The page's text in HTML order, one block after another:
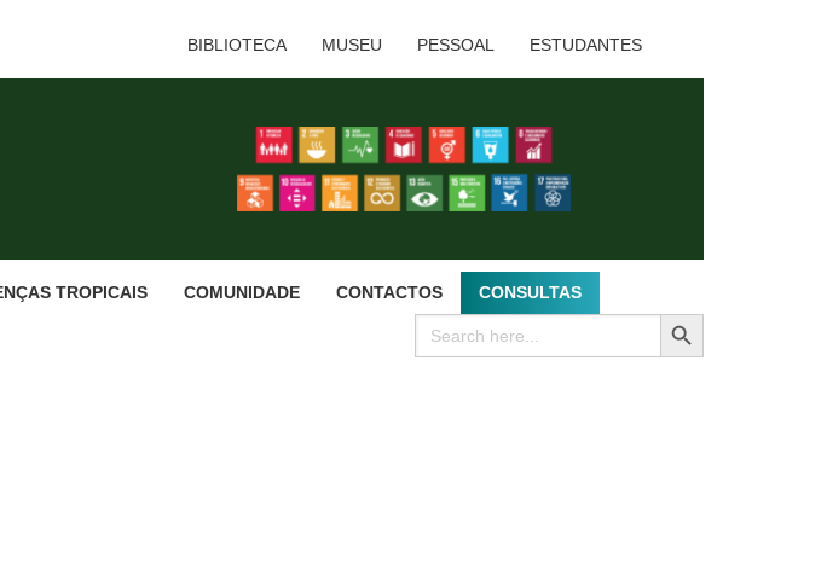
BIBLIOTECA MUSEU PESSOAL ESTUDANTES
TROPICAIS COMUNIDADE CONTACTOS CONSULTAS
Search
for:
SEARCH BUTTON